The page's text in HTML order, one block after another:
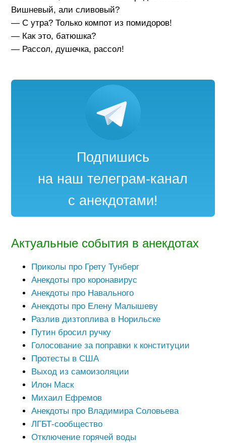
Вишневый, али сливовый?
— С утра? Только компот из помидоров!
— Как это, батюшка?
— Рассол, душечка, рассол!
Подпишись
на наш телеграм-канал
с анекдотами!
Актуальные события в анекдотах
Приколы про Грету Тунберг
Анекдоты про коронавирус
Анекдоты про Навального
Анекдоты про Елену Малышеву
Разлив дизтоплива в Норильске
Путин бросил ручку
Голосование за поправки к конституции
Протесты в США
Выход из самоизоляции
Илон Маск
Михаил Ефремов
Анекдоты про Владимира Соловьева
ЛГБТ-сообщество
Отключение горячей воды